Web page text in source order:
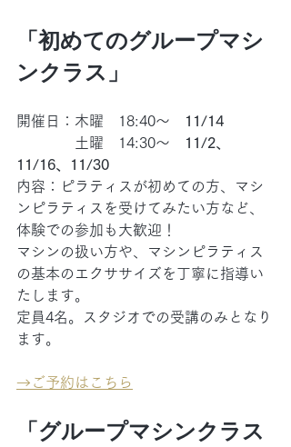
「初めてのグループマシ
ンクラス」
開催日：木曜　18:40～
11/14
土曜　14:30～
11/2、
11/16、11/30
内容：ピラティスが初めての方、マシ
ンピラティスを受けてみたい方など、
体験での参加も大歓迎！
マシンの扱い方や、マシンピラティス
の基本のエクササイズを丁寧に指導い
たします。
定員4名。スタジオでの受講のみとなり
ます。
→ ご予約はこちら
「グループマシンクラス